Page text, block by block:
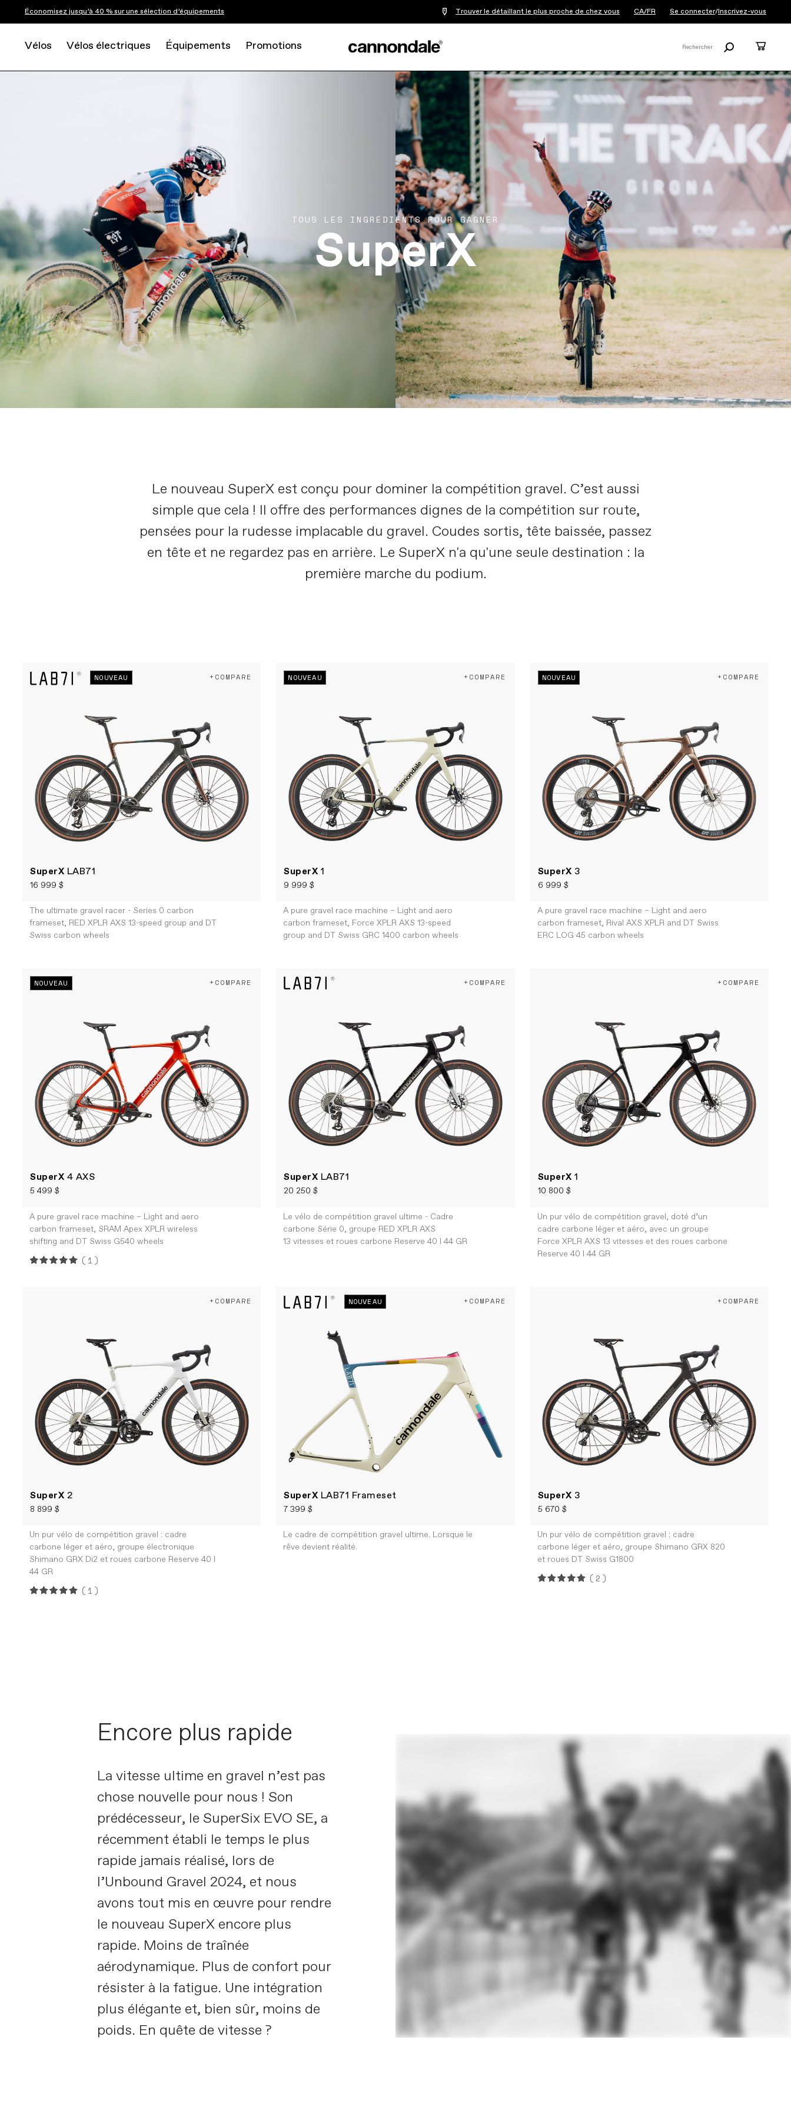
Économisez jusqu’à 40 % sur une sélection d’équipements Trouver le détaillant le plus proche de chez vous CA/FR Se connecter/Inscrivez-vous
Vélos Vélos électriques Équipements Promotions Rechercher
SuperX
Le nouveau SuperX est conçu pour dominer la compétition gravel. C’est aussi
simple que cela ! Il offre des performances dignes de la compétition sur route,
pensées pour la rudesse implacable du gravel. Coudes sortis, tête baissée, passez
en tête et ne regardez pas en arrière. Le SuperX n'a qu'une seule destination : la
première marche du podium.
NOUVEAU
SuperX LAB71
16 999 $
+COMPARE
The ultimate gravel racer - Series 0 carbon
frameset, RED XPLR AXS 13-speed group and DT
Swiss carbon wheels
NOUVEAU
SuperX 1
9 999 $
+COMPARE
A pure gravel race machine – Light and aero
carbon frameset, Force XPLR AXS 13-speed
group and DT Swiss GRC 1400 carbon wheels
NOUVEAU
SuperX 3
6 999 $
+COMPARE
A pure gravel race machine – Light and aero
carbon frameset, Rival AXS XPLR and DT Swiss
ERC LOG 45 carbon wheels
NOUVEAU
SuperX 4 AXS
5 499 $
+COMPARE
A pure gravel race machine – Light and aero
carbon frameset, SRAM Apex XPLR wireless
shifting and DT Swiss G540 wheels
(1)
SuperX LAB71
20 250 $
+COMPARE
Le vélo de compétition gravel ultime - Cadre
carbone Série 0, groupe RED XPLR AXS
13 vitesses et roues carbone Reserve 40 I 44 GR
SuperX1
10 800 $
+COMPARE
Un pur vélo de compétition gravel, doté d’un
cadre carbone léger et aéro, avec un groupe
Force XPLR AXS 13 vitesses et des roues carbone
Reserve 40 I 44 GR
SuperX 2
8 899 $
+COMPARE
Un pur vélo de compétition gravel : cadre
carbone léger et aéro, groupe électronique
Shimano GRX Di2 et roues carbone Reserve 40 I
44 GR
(1)
NOUVEAU
SuperX LAB71 Frameset
7 399 $
+COMPARE
Le cadre de compétition gravel ultime. Lorsque le
rêve devient réalité.
SuperX 3
5 670 $
+COMPARE
Un pur vélo de compétition gravel : cadre
carbone léger et aéro, groupe Shimano GRX 820
et roues DT Swiss G1800
(2)
Encore plus rapide
La vitesse ultime en gravel n’est pas
chose nouvelle pour nous ! Son
prédécesseur, le SuperSix EVO SE, a
récemment établi le temps le plus
rapide jamais réalisé, lors de
l’Unbound Gravel 2024, et nous
avons tout mis en œuvre pour rendre
le nouveau SuperX encore plus
rapide. Moins de traînée
aérodynamique. Plus de confort pour
résister à la fatigue. Une intégration
plus élégante et, bien sûr, moins de
poids. En quête de vitesse ?